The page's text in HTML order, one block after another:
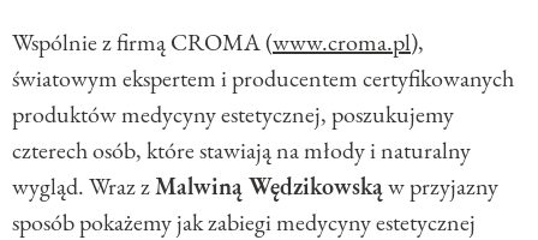
Wspólnie z firmą CROMA (www.croma.pl),
światowym ekspertem i producentem certyfikowanych
produktów medycyny estetycznej, poszukujemy
czterech osób, które stawiają na młody i naturalny
wygląd. Wraz zMalwiną Wędzikowskąw przyjazny
sposób pokażemy jak zabiegi medycyny estetycznej